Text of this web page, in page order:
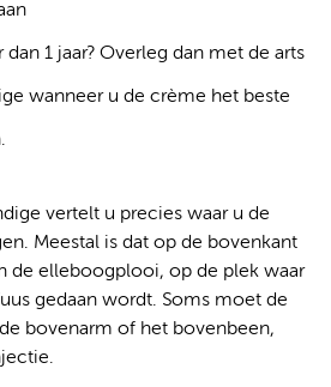
dan 1 jaar? Overleg dan met de arts
wanneer u de crème het beste
vertelt u precies waar u de
Meestal is dat op de bovenkant
de elleboogplooi, op de plek waar
gedaan wordt. Soms moet de
bovenarm of het bovenbeen,